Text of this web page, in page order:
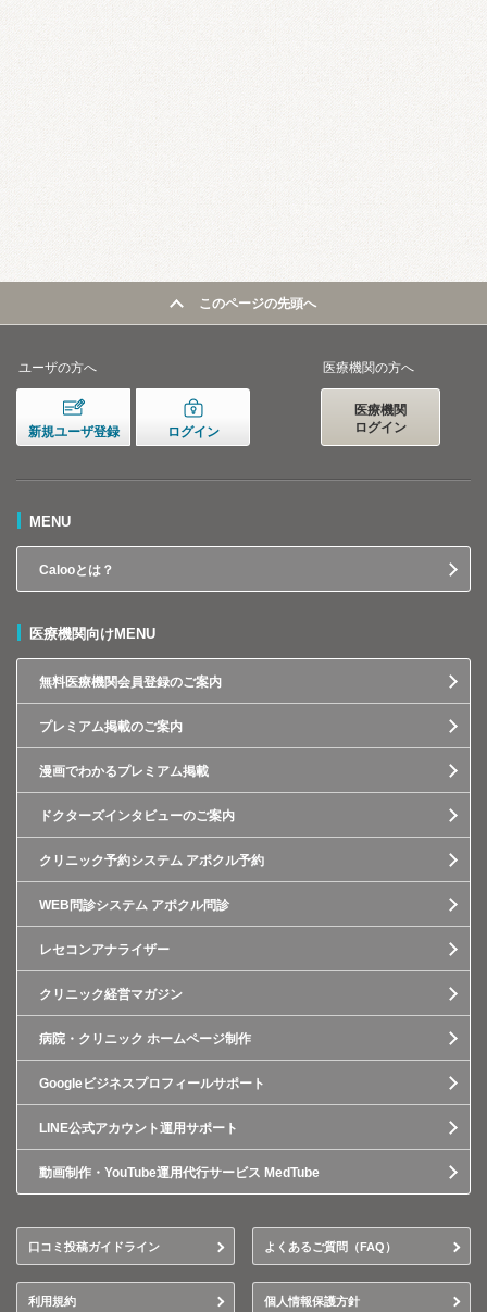
このページの先頭へ
ユーザの方へ
新規ユーザ登録 ログイン
医療機関の方へ
医療機関
ログイン
MENU
Calooとは？
医療機関向けMENU
無料医療機関会員登録のご案内
プレミアム掲載のご案内
漫画でわかるプレミアム掲載
ドクターズインタビューのご案内
クリニック予約システム アポクル予約
WEB問診システム アポクル問診
レセコンアナライザー
クリニック経営マガジン
病院・クリニック ホームページ制作
Googleビジネスプロフィールサポート
LINE公式アカウント運用サポート
動画制作・YouTube運用代行サービス MedTube
口コミ投稿ガイドライン よくあるご質問（FAQ）
利用規約 個人情報保護方針